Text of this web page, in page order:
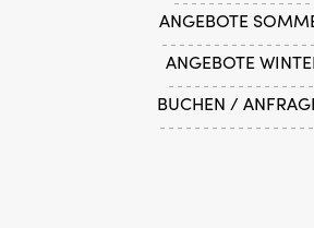
ANGEBOTE
ANGEBOTE
BUCHEN /